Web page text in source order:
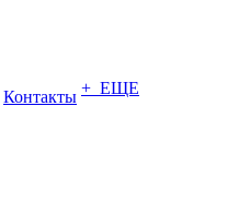
Контакты + ЕЩЕ